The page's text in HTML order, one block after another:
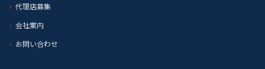
代理店募集
会社案内
お問い合わせ